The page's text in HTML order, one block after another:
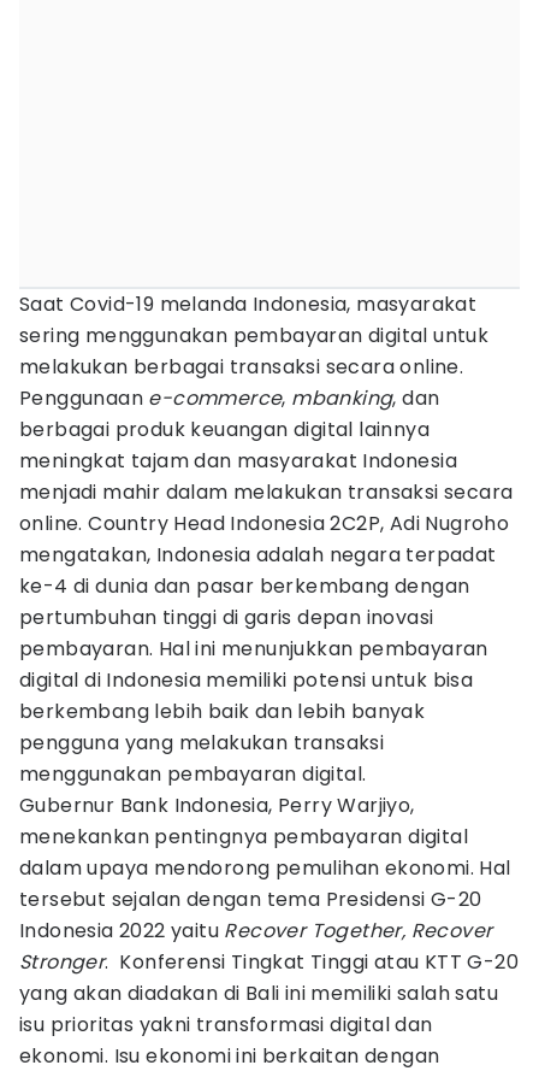
Saat Covid-19 melanda Indonesia, masyarakat
sering menggunakan pembayaran digital untuk
melakukan berbagai transaksi secara online.
Penggunaan e-commerce, mbanking, dan
berbagai produk keuangan digital lainnya
meningkat tajam dan masyarakat Indonesia
menjadi mahir dalam melakukan transaksi secara
online. Country Head Indonesia 2C2P, Adi Nugroho
mengatakan, Indonesia adalah negara terpadat
ke-4 di dunia dan pasar berkembang dengan
pertumbuhan tinggi di garis depan inovasi
pembayaran. Hal ini menunjukkan pembayaran
digital di Indonesia memiliki potensi untuk bisa
berkembang lebih baik dan lebih banyak
pengguna yang melakukan transaksi
menggunakan pembayaran digital.
Gubernur Bank Indonesia, Perry Warjiyo,
menekankan pentingnya pembayaran digital
dalam upaya mendorong pemulihan ekonomi. Hal
tersebut sejalan dengan tema Presidensi G-20
Indonesia 2022 yaitu Recover Together, Recover
Stronger. Konferensi Tingkat Tinggi atau KTT G-20
yang akan diadakan di Bali ini memiliki salah satu
isu prioritas yakni transformasi digital dan
ekonomi. Isu ekonomi ini berkaitan dengan